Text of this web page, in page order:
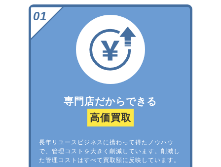
専門店だからできる
高価買取
長年リユースビジネスに携わって得たノウハウ
で、管理コストを大きく削減しています。削減し
た管理コストはすべて買取額に反映しています。